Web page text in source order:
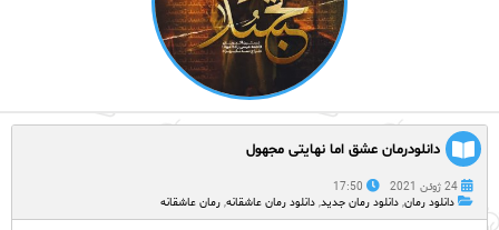
دانلودرمان عشق اما نهایتی مجهول
24 ژوئن 2021
17:50
دانلود رمان, دانلود رمان جدید, دانلود رمان عاشقانه, رمان عاشقانه